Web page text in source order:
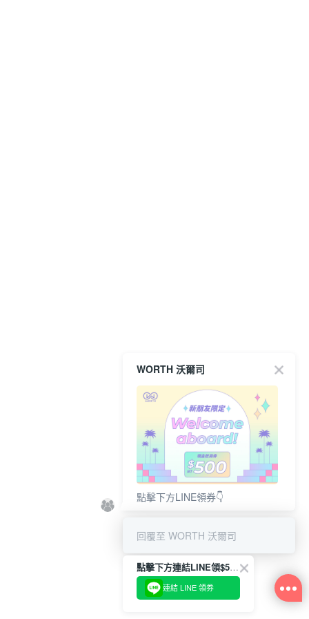
WORTH 沃爾司
點擊下方LINE領券👇
回覆至 WORTH 沃爾司
點擊下方連結LINE領$500👇
連結 LINE 領券